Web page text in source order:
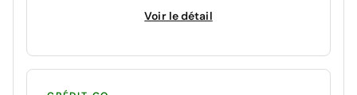
Voir le détail